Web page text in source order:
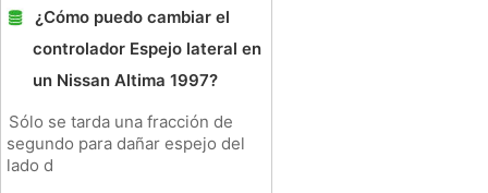
¿Cómo puedo cambiar el
controlador Espejo lateral en
un Nissan Altima 1997?
Sólo se tarda una fracción de
segundo para dañar espejo del
lado d